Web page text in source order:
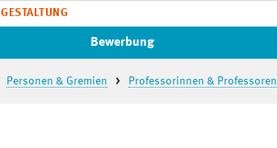
GESTALTUNG
Bewerbung
Personen & Gremien Professorinnen & Professoren